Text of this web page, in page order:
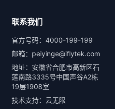
联系我们
官方号码：4000-199-199
邮箱：peiyinge@iflytek.com
地址：安徽省合肥市高新区石
莲南路3335号中国声谷A2栋
19层1908室
技术支持：云无限